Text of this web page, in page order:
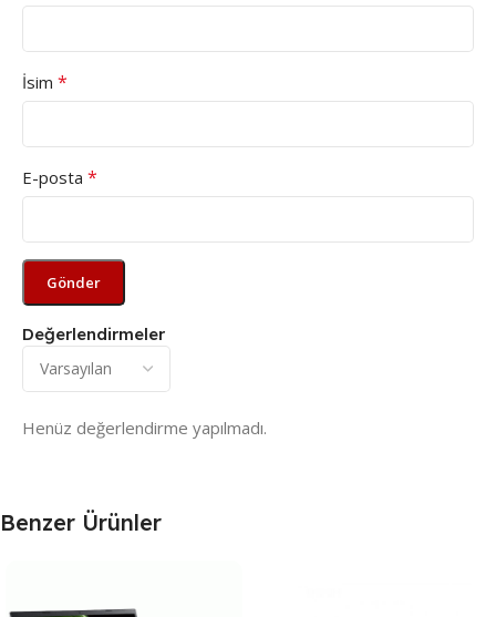
Değerlendirmeler
Henüz değerlendirme yapılmadı.
İsim *
E-posta *
Benzer Ürünler